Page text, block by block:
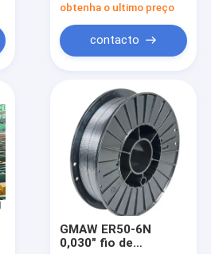
obtenha o ultimo preço
contacto
GMAW ER50-6N
0,030" fio de